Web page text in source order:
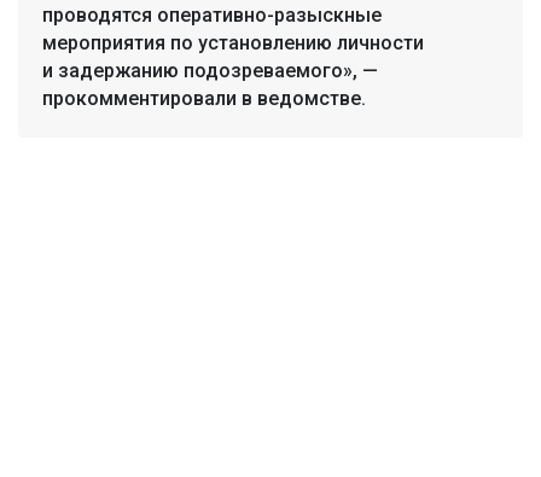
проводятся оперативно-разыскные
мероприятия по установлению личности
и задержанию подозреваемого», —
прокомментировали в ведомстве.